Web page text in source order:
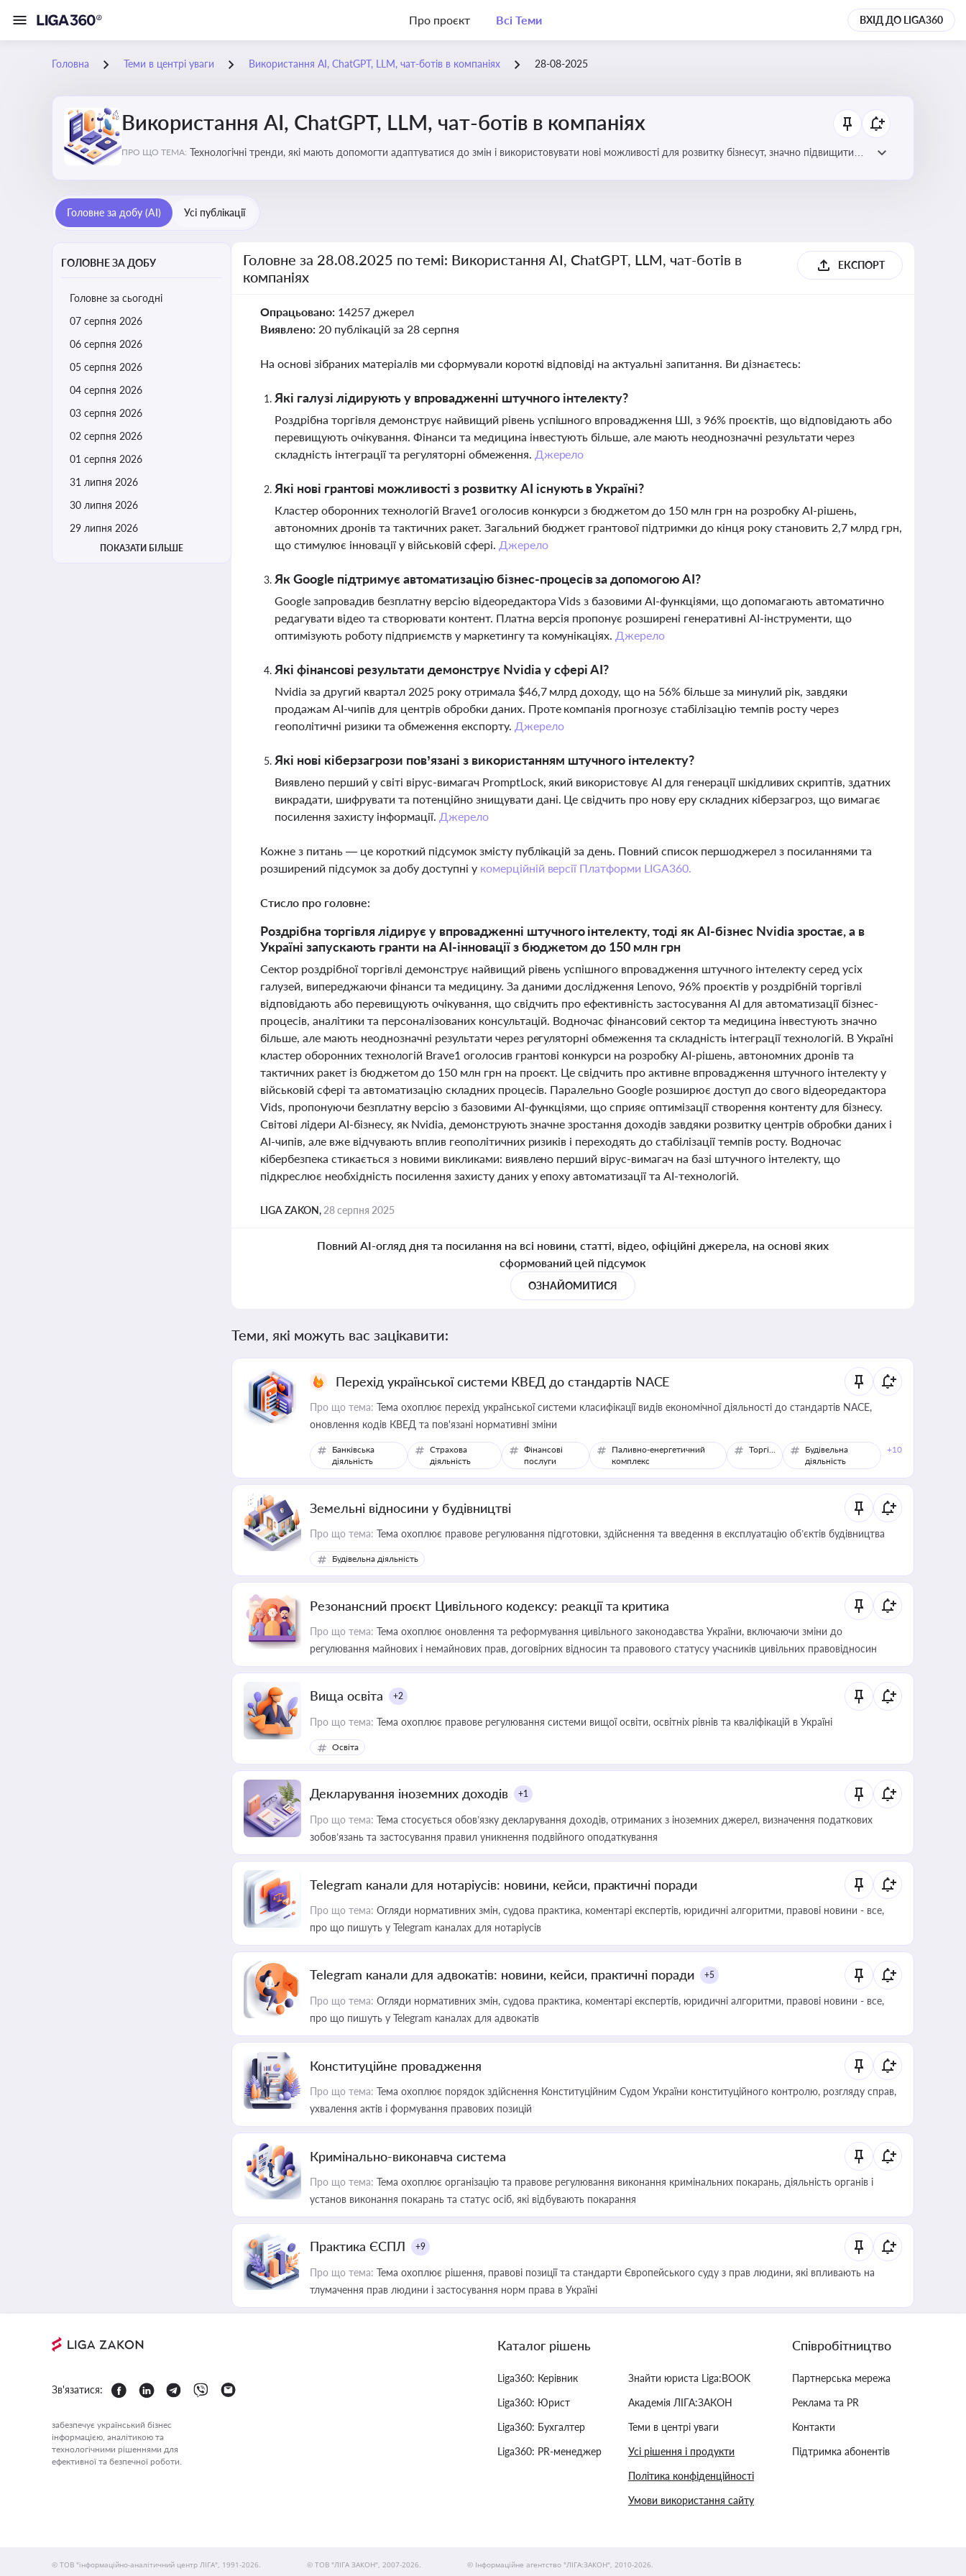
Про проєкт Всі Теми ВХІД ДО LIGA360
Головна Теми в центрі уваги Використання AI, ChatGPT, LLM, чат-ботів в компаніях 28-08-2025
Використання AI, ChatGPT, LLM, чат-ботів в компаніях
ПРО ЩО ТЕМА: Технологічні тренди, які мають допомогти адаптуватися до змін і використовувати нові можливості для розвитку бізнесут, значно підвищити
Головне за добу (AI) Усі публікації
ГОЛОВНЕ ЗА ДОБУ
Головне за сьогодні
07 серпня 2026
06 серпня 2026
05 серпня 2026
04 серпня 2026
03 серпня 2026
02 серпня 2026
01 серпня 2026
31 липня 2026
30 липня 2026
29 липня 2026
ПОКАЗАТИ БІЛЬШЕ
Головне за 28.08.2025 по темі: Використання AI, ChatGPT, LLM, чат-ботів в
компаніях
ЕКСПОРТ
Опрацьовано: 14257 джерел
Виявлено: 20 публікацій за 28 серпня
На основі зібраних матеріалів ми сформували короткі відповіді на актуальні запитання. Ви дізнаєтесь:
Які галузі лідирують у впровадженні штучного інтелекту?
Роздрібна торгівля демонструє найвищий рівень успішного впровадження ШІ, з 96% проєктів, що відповідають або
перевищують очікування. Фінанси та медицина інвестують більше, але мають неоднозначні результати через
складність інтеграції та регуляторні обмеження. Джерело
Які нові грантові можливості з розвитку AI існують в Україні?
Кластер оборонних технологій Brave1 оголосив конкурси з бюджетом до 150 млн грн на розробку AI-рішень,
автономних дронів та тактичних ракет. Загальний бюджет грантової підтримки до кінця року становить 2,7 млрд грн,
що стимулює інновації у військовій сфері. Джерело
Як Google підтримує автоматизацію бізнес-процесів за допомогою AI?
Google запровадив безплатну версію відеоредактора Vids з базовими AI-функціями, що допомагають автоматично
редагувати відео та створювати контент. Платна версія пропонує розширені генеративні AI-інструменти, що
оптимізують роботу підприємств у маркетингу та комунікаціях. Джерело
Які фінансові результати демонструє Nvidia у сфері AI?
Nvidia за другий квартал 2025 року отримала $46,7 млрд доходу, що на 56% більше за минулий рік, завдяки
продажам AI-чипів для центрів обробки даних. Проте компанія прогнозує стабілізацію темпів росту через
геополітичні ризики та обмеження експорту. Джерело
Які нові кіберзагрози пов’язані з використанням штучного інтелекту?
Виявлено перший у світі вірус-вимагач PromptLock, який використовує AI для генерації шкідливих скриптів, здатних
викрадати, шифрувати та потенційно знищувати дані. Це свідчить про нову еру складних кіберзагроз, що вимагає
посилення захисту інформації. Джерело
Кожне з питань — це короткий підсумок змісту публікацій за день. Повний список першоджерел з посиланнями та
розширений підсумок за добу доступні у комерційній версії Платформи LIGA360.
Стисло про головне:
Роздрібна торгівля лідирує у впровадженні штучного інтелекту, тоді як AI-бізнес Nvidia зростає, а в
Україні запускають гранти на AI-інновації з бюджетом до 150 млн грн
Сектор роздрібної торгівлі демонструє найвищий рівень успішного впровадження штучного інтелекту серед усіх
галузей, випереджаючи фінанси та медицину. За даними дослідження Lenovo, 96% проєктів у роздрібній торгівлі
відповідають або перевищують очікування, що свідчить про ефективність застосування AI для автоматизації бізнес-
процесів, аналітики та персоналізованих консультацій. Водночас фінансовий сектор та медицина інвестують значно
більше, але мають неоднозначні результати через регуляторні обмеження та складність інтеграції технологій. В Україні
кластер оборонних технологій Brave1 оголосив грантові конкурси на розробку AI-рішень, автономних дронів та
тактичних ракет із бюджетом до 150 млн грн на проєкт. Це свідчить про активне впровадження штучного інтелекту у
військовій сфері та автоматизацію складних процесів. Паралельно Google розширює доступ до свого відеоредактора
Vids, пропонуючи безплатну версію з базовими AI-функціями, що сприяє оптимізації створення контенту для бізнесу.
Світові лідери AI-бізнесу, як Nvidia, демонструють значне зростання доходів завдяки розвитку центрів обробки даних і
AI-чипів, але вже відчувають вплив геополітичних ризиків і переходять до стабілізації темпів росту. Водночас
кібербезпека стикається з новими викликами: виявлено перший вірус-вимагач на базі штучного інтелекту, що
підкреслює необхідність посилення захисту даних у епоху автоматизації та AI-технологій.
LIGA ZAKON, 28 серпня 2025
Повний AI-огляд дня та посилання на всі новини, статті, відео, офіційні джерела, на основі яких
сформований цей підсумок
ОЗНАЙОМИТИСЯ
Теми, які можуть вас зацікавити:
Перехід української системи КВЕД до стандартів NACE
Про що тема: Тема охоплює перехід української системи класифікації видів економічної діяльності до стандартів NACE,
оновлення кодів КВЕД та пов'язані нормативні зміни
Банківська
діяльність
Страхова
діяльність
Фінансові
послуги
Паливно-енергетичний
комплекс
Торгівля
Будівельна
діяльність
+10
Земельні відносини у будівництві
Про що тема: Тема охоплює правове регулювання підготовки, здійснення та введення в експлуатацію об’єктів будівництва
Будівельна діяльність
Резонансний проєкт Цивільного кодексу: реакції та критика
Про що тема: Тема охоплює оновлення та реформування цивільного законодавства України, включаючи зміни до
регулювання майнових і немайнових прав, договірних відносин та правового статусу учасників цивільних правовідносин
Вища освіта +2
Про що тема: Тема охоплює правове регулювання системи вищої освіти, освітніх рівнів та кваліфікацій в Україні
Освіта
Декларування іноземних доходів +1
Про що тема: Тема стосується обов’язку декларування доходів, отриманих з іноземних джерел, визначення податкових
зобов’язань та застосування правил уникнення подвійного оподаткування
Telegram канали для нотаріусів: новини, кейси, практичні поради
Про що тема: Огляди нормативних змін, судова практика, коментарі експертів, юридичні алгоритми, правові новини - все,
про що пишуть у Telegram каналах для нотаріусів
Telegram канали для адвокатів: новини, кейси, практичні поради +5
Про що тема: Огляди нормативних змін, судова практика, коментарі експертів, юридичні алгоритми, правові новини - все,
про що пишуть у Telegram каналах для адвокатів
Конституційне провадження
Про що тема: Тема охоплює порядок здійснення Конституційним Судом України конституційного контролю, розгляду справ,
ухвалення актів і формування правових позицій
Кримінально-виконавча система
Про що тема: Тема охоплює організацію та правове регулювання виконання кримінальних покарань, діяльність органів і
установ виконання покарань та статус осіб, які відбувають покарання
Практика ЄСПЛ +9
Про що тема: Тема охоплює рішення, правові позиції та стандарти Європейського суду з прав людини, які впливають на
тлумачення прав людини і застосування норм права в Україні
Зв'язатися:
забезпечує український бізнес
інформацією, аналітикою та
технологічними рішеннями для
ефективної та безпечної роботи.
Каталог рішень
Liga360: Керівник
Liga360: Юрист
Liga360: Бухгалтер
Liga360: PR-менеджер
Знайти юриста Liga:BOOK
Академія ЛІГА:ЗАКОН
Теми в центрі уваги
Усі рішення і продукти
Політика конфіденційності
Умови використання сайту
Співробітництво
Партнерська мережа
Реклама та PR
Контакти
Підтримка абонентів
© ТОВ "інформаційно-аналітичний центр ЛІГА", 1991-2026. © ТОВ "ЛІГА ЗАКОН", 2007-2026. © Інформаційне агентство "ЛІГА:ЗАКОН", 2010-2026.